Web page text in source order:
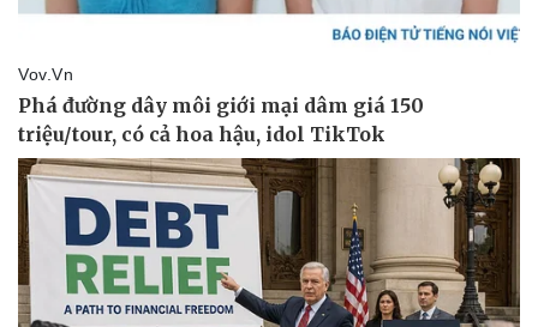
Pháp luật
Vụ án
Tin nóng
Tư vấn luật
Quân sự - Quốc phòng
Vũ khí
Việt Nam
Phân tích